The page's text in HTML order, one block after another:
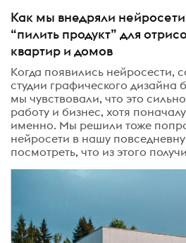
Как мы внедряли
“пилить продукт” для
квартир и домов
Когда появились нейросести,
студии графического дизайна
мы чувствовали, что это
работу и бизнес, хотя
именно. Мы решили тоже
нейросети в нашу
посмотреть, что из этого